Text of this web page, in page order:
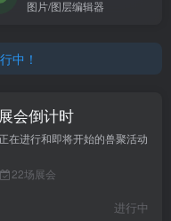
图片/图层编辑器
中！
展会倒计时
正在进行和即将开始的兽聚活动
22场展会
进行中